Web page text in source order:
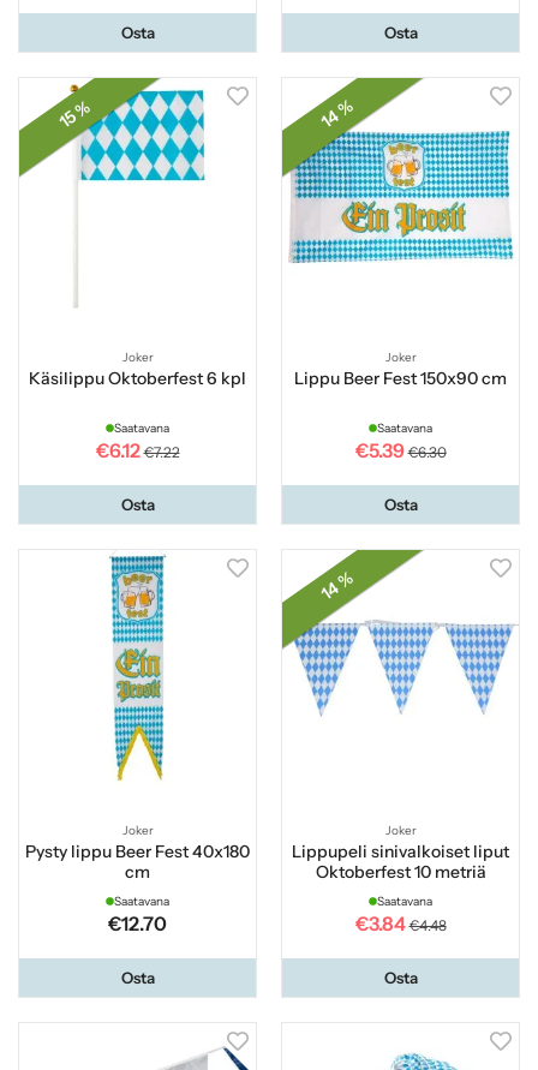
Osta Osta
15 %
Joker
Käsilippu Oktoberfest 6 kpl
Saatavana
€6.12 €7.22
Osta
14 %
Joker
Lippu Beer Fest 150x90 cm
Saatavana
€5.39 €6.30
Osta
Joker
Pysty lippu Beer Fest 40x180
cm
Saatavana
€12.70
Osta
14 %
Joker
Lippupeli sinivalkoiset liput
Oktoberfest 10 metriä
Saatavana
€3.84 €4.48
Osta